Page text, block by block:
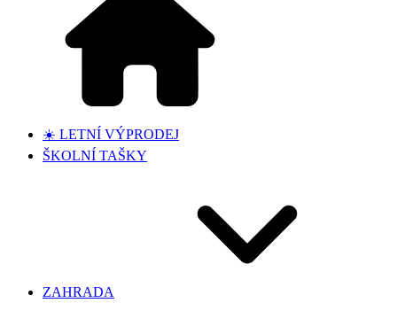
☀️ LETNÍ VÝPRODEJ
ŠKOLNÍ TAŠKY
ZAHRADA